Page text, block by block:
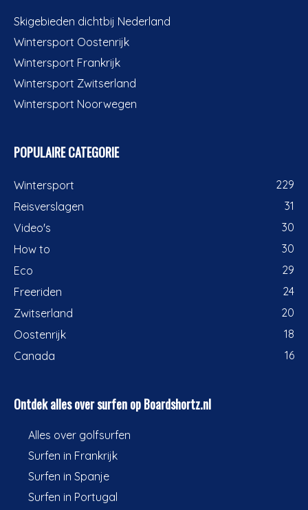
Skigebieden dichtbij Nederland
Wintersport Oostenrijk
Wintersport Frankrijk
Wintersport Zwitserland
Wintersport Noorwegen
POPULAIRE CATEGORIE
Wintersport
229
Reisverslagen
31
Video's
30
How to
30
Eco
29
Freeriden
24
Zwitserland
20
Oostenrijk
18
Canada
16
Ontdek alles over surfen op Boardshortz.nl
Alles over golfsurfen
Surfen in Frankrijk
Surfen in Spanje
Surfen in Portugal